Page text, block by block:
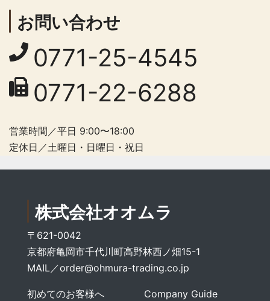
お問い合わせ
0771-25-4545
0771-22-6288
営業時間／平日 9:00〜18:00
定休日／土曜日・日曜日・祝日
株式会社オオムラ
〒621-0042
京都府亀岡市千代川町高野林西ノ畑15-1
MAIL／order@ohmura-trading.co.jp
初めてのお客様へ Company Guide